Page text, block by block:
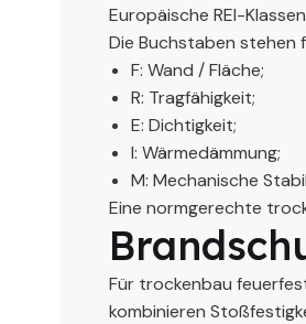
Europäische REI-
Die Buchstaben stehen
F: Wand / Fläche;
R: Tragfähigkeit;
E: Dichtigkeit;
I: Wärmedämmung;
M: Mechanische
Eine normgerechte
Für trockenbau
kombinieren